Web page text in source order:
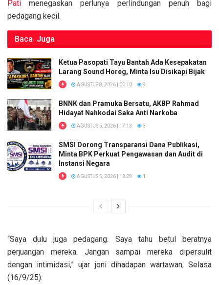
Pati menegaskan perlunya perlindungan penuh bagi
pedagang kecil.
Baca Juga
Ketua Pasopati Tayu Bantah Ada Kesepakatan
Larang Sound Horeg, Minta Isu Disikapi Bijak
AGUSTUS 8, 2026 | 00:10 9
BNNK dan Pramuka Bersatu, AKBP Rahmad
Hidayat Nahkodai Saka Anti Narkoba
AGUSTUS 5, 2026 | 17:13 3
SMSI Dorong Transparansi Dana Publikasi,
Minta BPK Perkuat Pengawasan dan Audit di
Instansi Negara
AGUSTUS 5, 2026 | 13:29 1
“Saya dulu juga pedagang. Saya tahu betul beratnya
perjuangan mereka. Jangan sampai mereka dipersulit
dengan intimidasi,” ujar joni dihadapan wartawan, Selasa
(16/9/25).